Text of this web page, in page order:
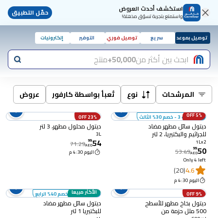
استكشف أحدث العروض
واستمتع بتجربة تسوّق مذهلة! حمّل التطبيق
توصيل بموعد سريع توصيل فوري التوفير إلكترونيات
ابحث بين أكثر من50,000+ منتج
المرشحات نوع تُعبأ بواسطة كارفور عروض
أضف 3 - خصم 30% الثالث 5% OFF
ديتول سائل مطهر مضاد
للجراثيم والبكتيريا، 2 لتر
حزمة من 2
1Lx2
50
.
99
AED
53.49
Only 4 left
4.6
(20)
اليوم 4:30 م
23% OFF
ديتول محلول مطهر، 3 لتر
3L
54
.
99
AED
71.29
اليوم 4:30 م
9% OFF
ديتول بخاخ مطهر للأسطح
500 ملل حزمة من
أضف 4 - خصم 40% الرابع
الأكثر مبيعا
ديتول سائل مطهر مضاد
للبكتيريا 1 لتر